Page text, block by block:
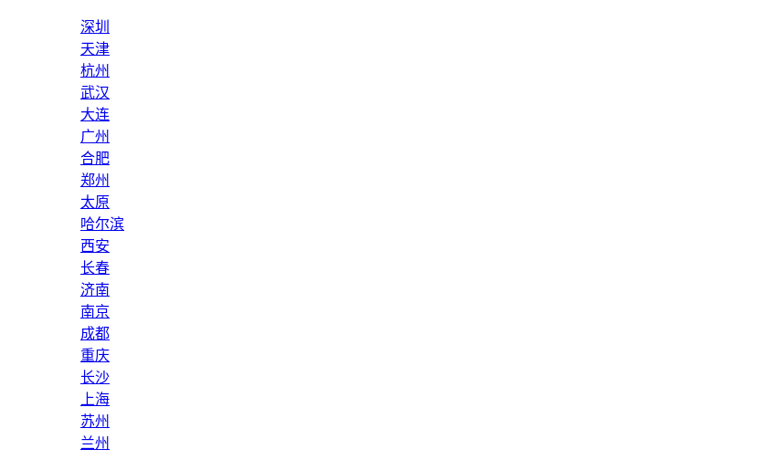
深圳
天津
杭州
武汉
大连
广州
合肥
郑州
太原
哈尔滨
西安
长春
济南
南京
成都
重庆
长沙
上海
苏州
兰州